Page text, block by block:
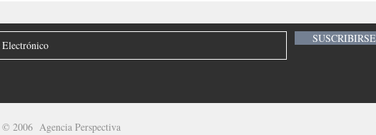
la conservación del
SUSCRIBIRSE
© 2006 Agencia Perspectiva